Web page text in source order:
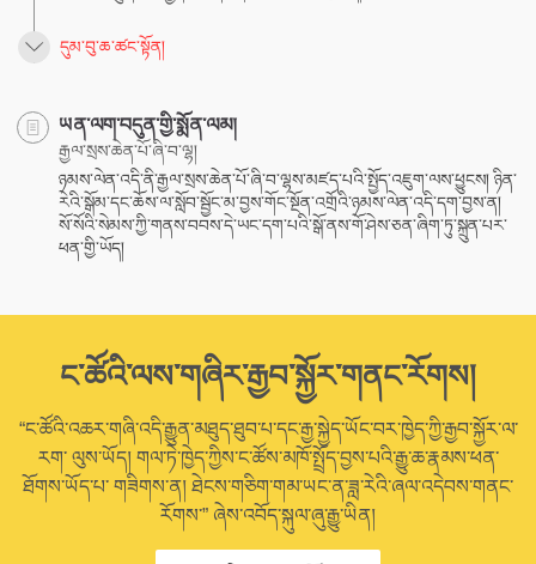
དུམ་བུ་ཆ་ཚང་སྟོན།
ཡན་ལག་བདུན་གྱི་སྨོན་ལམ།
རྒྱལ་སྲས་ཆེན་པོ་ཞི་བ་ལྷ།
ཉམས་ལེན་འདི་ནི་རྒྱལ་སྲས་ཆེན་པོ་ཞི་བ་ལྷས་མཛད་པའི་སྤྱོད་འཇུག་ལས་ཕྱུངས། ཉིན་
རེའི་སྒོམ་དང་ཆོས་ལ་སློབ་སྦྱོང་མ་བྱས་གོང་སྔོན་འགྲོའི་ཉམས་ལེན་འདི་དག་བྱས་ན།
སོ་སོའི་སེམས་ཀྱི་གནས་བབས་དེ་ཡང་དག་པའི་སྒོ་ནས་གོ་ཤེས་ཅན་ཞིག་ཏུ་སྐྲུན་པར་
ཕན་གྱི་ཡོད།
ང་ཚོའི་ལས་གཞིར་རྒྱབ་སྐྱོར་གནང་རོགས།
“ང་ཚོའི་འཆར་གཞི་འདི་རྒྱུན་མཐུད་ཐུབ་པ་དང་རྒྱ་སྐྱེད་ཡོང་བར་ཁྱེད་ཀྱི་རྒྱབ་སྐྱོར་ལ་
རག་ ལུས་ཡོད། གལ་ཏེ་ཁྱེད་ཀྱིས་ང་ཚོས་མཁོ་སྤྲོད་བྱས་པའི་རྒྱུ་ཆ་རྣམས་ཕན་
ཐོགས་ཡོད་པ་ གཟིགས་ན། ཐེངས་གཅིག་གམ་ཡང་ན་ཟླ་རེའི་ཞལ་འདེབས་གནང་
རོགས་” ཞེས་འབོད་སྐུལ་ཞུ་རྒྱུ་ཡིན།